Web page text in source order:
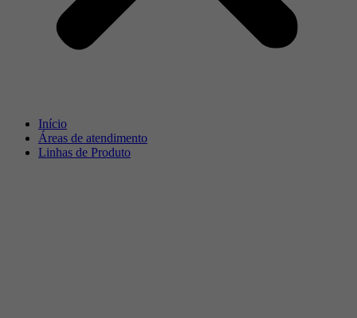
Início
Áreas de atendimento
Linhas de Produto